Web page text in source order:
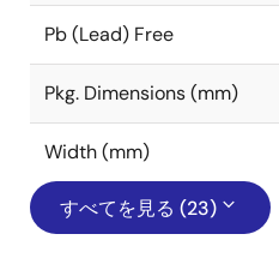
Pb (Lead) Free
Pkg. Dimensions (mm)
Width (mm)
すべてを見る (23)